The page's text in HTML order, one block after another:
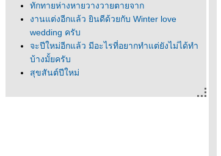
ทักทายห่างหายวางวายตายจาก
งานแต่งอีกแล้ว ยินดีด้วยกับ Winter love
wedding ครับ
จะปีใหม่อีกแล้ว มีอะไรที่อยากทำแต่ยังไม่ได้ทำ
บ้างมั้ยครับ
สุขสันต์ปีใหม่